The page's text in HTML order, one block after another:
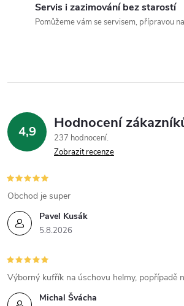
ý
p
i
u
Servis i zazimování bez starostí
Pomůžeme vám se servisem, přípravou
4,9 Hodnocení
237 hodnocení
Zobrazit recenze
Pavel Kusák
5.8.2026
Obchod je super
Michal Švácha
Výborný kufřík na úschovu helmy, popřípadě